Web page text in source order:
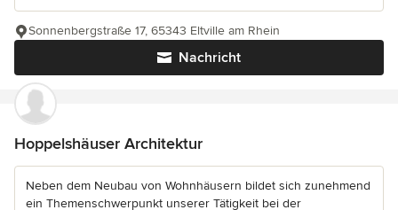
Nachricht
Sonnenbergstraße 17, 65343 Eltville am Rhein
Hoppelshäuser Architektur
Neben dem Neubau von Wohnhäusern bildet sich zunehmend
ein Themenschwerpunkt unserer Tätigkeit bei der